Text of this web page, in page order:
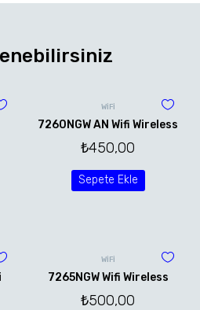
WİFİ
7260NGW AN Wifi Wireless
₺450,00
Sepete Ekle
WİFİ
7265NGW Wifi Wireless
₺500,00